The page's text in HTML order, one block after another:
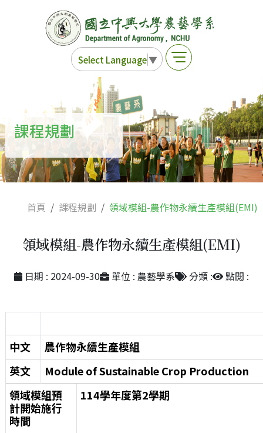
Select Language▼
課程規劃
首頁 課程規劃 領域模組-農作物永續生產模組(EMI)
領域模組-農作物永續生產模組(EMI)
日期 : 2024-09-30 單位 : 農藝學系 分類 : 點閱 :
中文
農作物永續生產模組
英文
Module of Sustainable Crop Production
領域模組預
計開始施行
時間
114學年度第2學期